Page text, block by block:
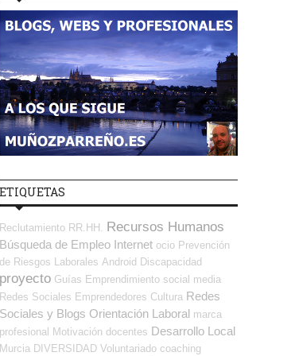
ETIQUETAS
Reclutamiento RR.HH. Recursos Humanos
Búsqueda de Empleo Internet ocio Prevención
de Riesgos Laborales Android Discapacidad
proyecto Guías Emprendimiento social media
Redes Sociales Emprendedores Cultura Redes
Sociales y Blogs Orientación Laboral marca
profesional
Motivación docentes Desarrollo Local
Murcia DIVERSIDAD Voluntariado coaching